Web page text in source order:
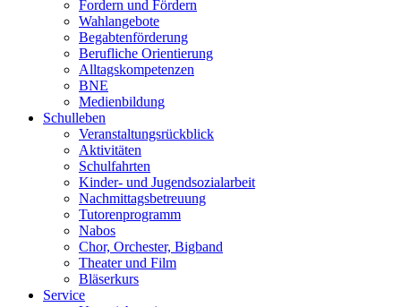
Fordern und Fördern
Wahlangebote
Begabtenförderung
Berufliche Orientierung
Alltagskompetenzen
BNE
Medienbildung
Schulleben
Veranstaltungsrückblick
Aktivitäten
Schulfahrten
Kinder- und Jugendsozialarbeit
Nachmittagsbetreuung
Tutorenprogramm
Nabos
Chor, Orchester, Bigband
Theater und Film
Bläserkurs
Service